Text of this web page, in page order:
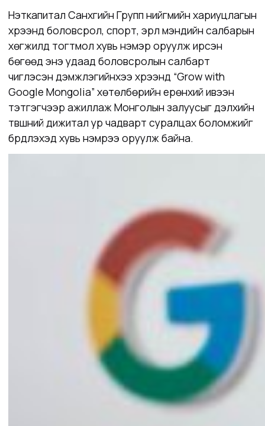
Нэткапитал Санхүүгийн Групп нийгмийн хариуцлагын
хүрээнд боловсрол, спорт, эрүүл мэндийн салбарын
хөгжилд тогтмол хувь нэмэр оруулж ирсэн
бөгөөд энэ удаад боловсролын салбарт
чиглэсэн дэмжлэгийнхээ хүрээнд “Grow with
Google Mongolia” хөтөлбөрийн ерөнхий ивээн
тэтгэгчээр ажиллаж Монголын залуусыг дэлхийн
түвшний дижитал ур чадварт суралцах боломжийг
бүрдүүлэхэд хувь нэмрээ оруулж байна.